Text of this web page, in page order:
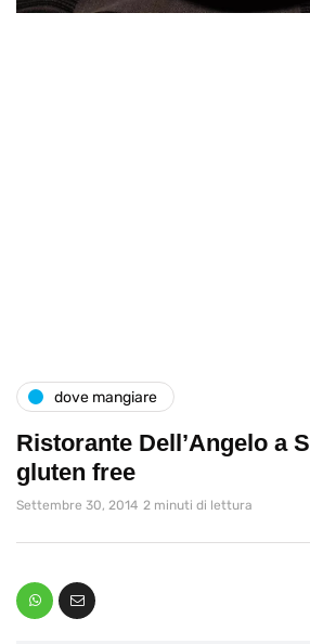
dove mangiare
Ristorante Dell’Angelo a
gluten free
Settembre 30, 2014 2 minuti di lettura